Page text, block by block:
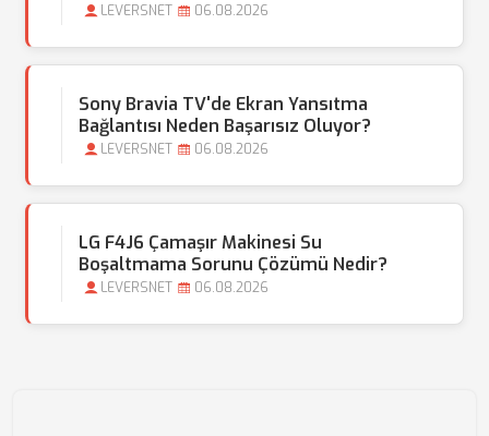
LEVERSNET 06.08.2026
Sony Bravia TV'de Ekran Yansıtma
Bağlantısı Neden Başarısız Oluyor?
LEVERSNET 06.08.2026
LG F4J6 Çamaşır Makinesi Su
Boşaltmama Sorunu Çözümü Nedir?
LEVERSNET 06.08.2026